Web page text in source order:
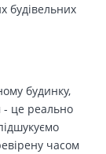
будівельних
будинку,
- це реально
часом